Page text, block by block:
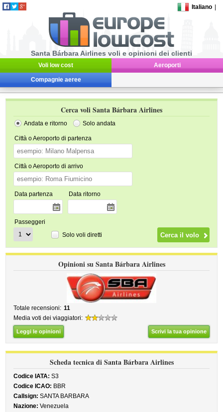
Italiano
Santa Bárbara Airlines voli e opinioni dei clienti
Voli low cost Aeroporti
Compagnie aeree
Cerca voli Santa Bárbara Airlines
Andata e ritorno Solo andata
Città o Aeroporto di partenza
Città o Aeroporto di arrivo
Data partenza Data ritorno
Passeggeri
Solo voli diretti
Opinioni su Santa Bárbara Airlines
Totale recensioni: 11
Media voti dei viaggiatori:
Leggi le opinioni Scrivi la tua opinione
Scheda tecnica di Santa Bárbara Airlines
Codice IATA: S3
Codice ICAO: BBR
Callsign: SANTA BARBARA
Nazione: Venezuela